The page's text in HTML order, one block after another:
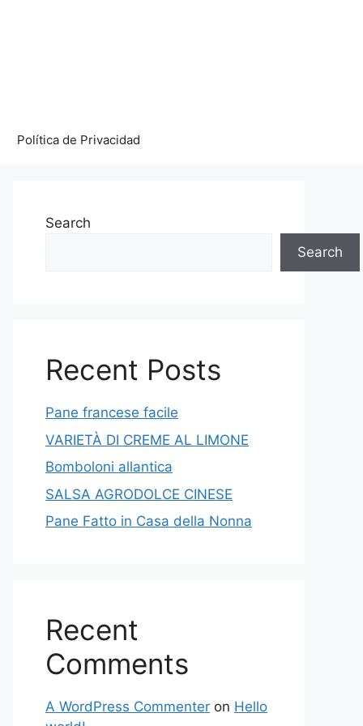
Política de Privacidad
Search
Search
Recent Posts
Pane francese facile
VARIETÀ DI CREME AL LIMONE
Bomboloni allantica
SALSA AGRODOLCE CINESE
Pane Fatto in Casa della Nonna
Recent
Comments
A WordPress Commenter on Hello